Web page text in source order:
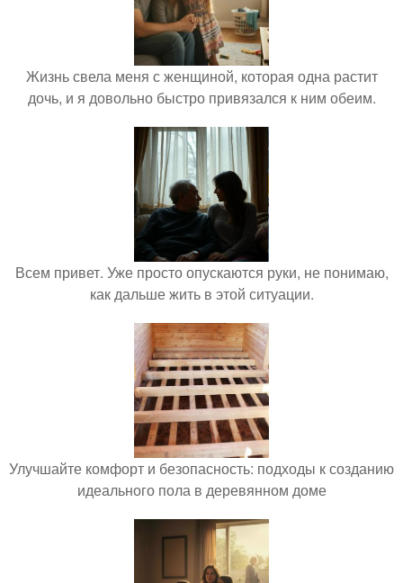
Жизнь свела меня с женщиной, которая одна растит
дочь, и я довольно быстро привязался к ним обеим.
Всем привет. Уже просто опускаются руки, не понимаю,
как дальше жить в этой ситуации.
Улучшайте комфорт и безопасность: подходы к созданию
идеального пола в деревянном доме